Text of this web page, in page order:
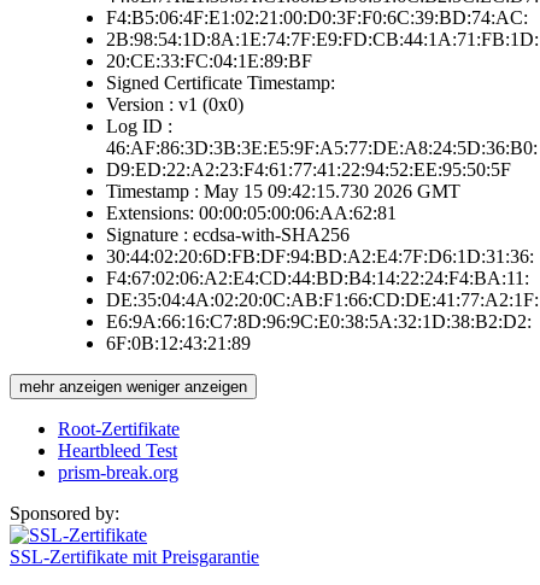
F4:B5:06:4F:E1:02:21:00:D0:3F:F0:6C:39:BD:74:AC:
2B:98:54:1D:8A:1E:74:7F:E9:FD:CB:44:1A:71:FB:1D:
20:CE:33:FC:04:1E:89:BF
Signed Certificate Timestamp:
Version : v1 (0x0)
Log ID :
46:AF:86:3D:3B:3E:E5:9F:A5:77:DE:A8:24:5D:36:B0:
D9:ED:22:A2:23:F4:61:77:41:22:94:52:EE:95:50:5F
Timestamp : May 15 09:42:15.730 2026 GMT
Extensions: 00:00:05:00:06:AA:62:81
Signature : ecdsa-with-SHA256
30:44:02:20:6D:FB:DF:94:BD:A2:E4:7F:D6:1D:31:36:
F4:67:02:06:A2:E4:CD:44:BD:B4:14:22:24:F4:BA:11:
DE:35:04:4A:02:20:0C:AB:F1:66:CD:DE:41:77:A2:1F:
E6:9A:66:16:C7:8D:96:9C:E0:38:5A:32:1D:38:B2:D2:
6F:0B:12:43:21:89
mehr anzeigen weniger anzeigen
Root-Zertifikate
Heartbleed Test
prism-break.org
Sponsored by:
SSL-Zertifikate mit Preisgarantie